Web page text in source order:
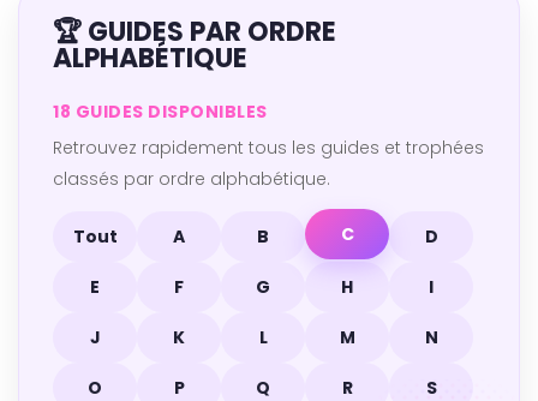
🏆 GUIDES PAR ORDRE
ALPHABÉTIQUE
18 GUIDES DISPONIBLES
Retrouvez rapidement tous les guides et trophées
classés par ordre alphabétique.
Tout A B C D
E F G H I
J K L M N
O P Q R S